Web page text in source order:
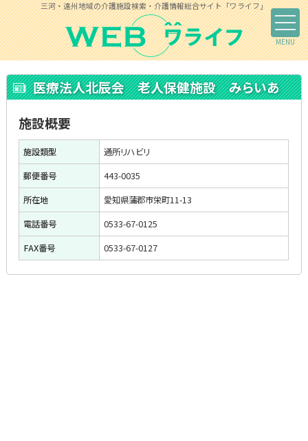
三河・遠州地域の介護施設検索・介護情報総合サイト「ワライフ」
医療法人北辰会 老人保健施設 みらいあ
施設概要
施設類型
通所リハビリ
郵便番号
443-0035
所在地
愛知県蒲郡市栄町11-13
電話番号
0533-67-0125
FAX番号
0533-67-0127